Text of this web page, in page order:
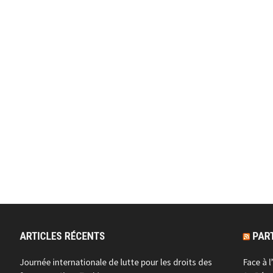
ARTICLES RÉCENTS
Journée internationale de lutte pour les droits des
Face à